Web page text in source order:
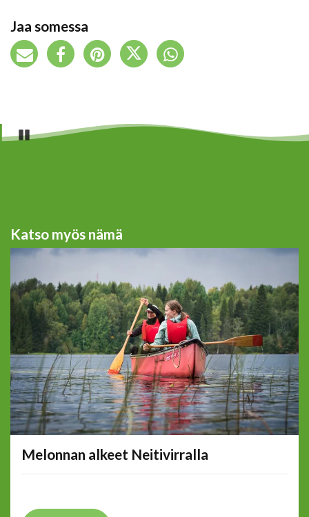
Jaa somessa
Pause
Katso myös nämä
Melonnan alkeet Neitivirralla